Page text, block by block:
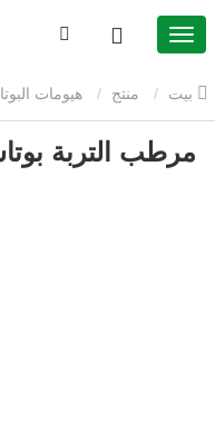
منتج هيومات
مرطب التربة بوتاسيوم هيومات
مرطب التربة